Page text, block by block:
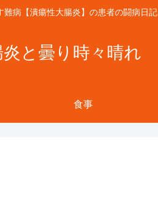
難病【潰瘍性大腸炎】の患者の闘病日記
と曇り時々晴れ
食事